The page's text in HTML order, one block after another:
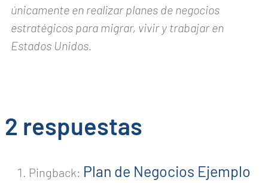
únicamente en realizar planes de negocios
estratégicos para migrar, vivir y trabajar en
Estados Unidos.
2 respuestas
Pingback: Plan de Negocios Ejemplo